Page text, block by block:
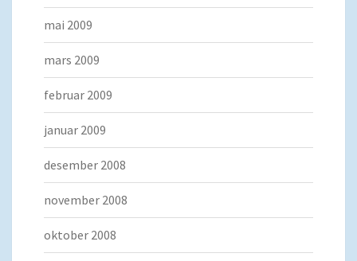
mai 2009
mars 2009
februar 2009
januar 2009
desember 2008
november 2008
oktober 2008